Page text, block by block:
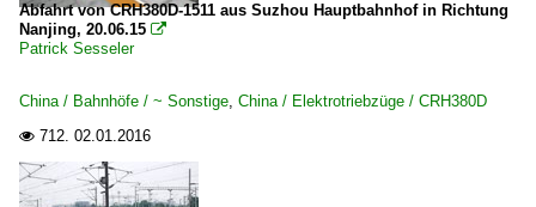
Abfahrt von CRH380D-1511 aus Suzhou Hauptbahnhof in Richtung
Nanjing, 20.06.15 
Patrick Sesseler
China / Bahnhöfe / ~ Sonstige, China / Elektrotriebzüge / CRH380D
 712. 02.01.2016